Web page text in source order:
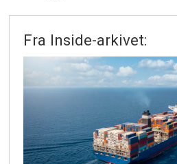
Fra Inside-arkivet: